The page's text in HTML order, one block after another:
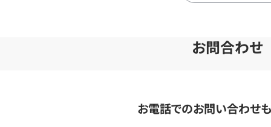
お問合わせ
お電話でのお問い合わせ